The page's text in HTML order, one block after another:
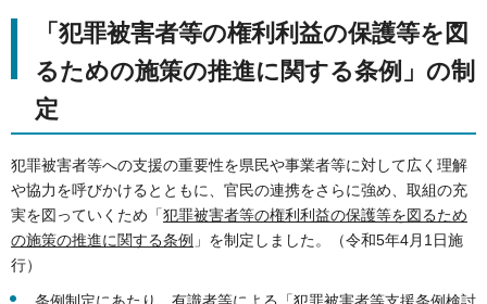
「犯罪被害者等の権利利益の保護等を図
るための施策の推進に関する条例」の制
定
犯罪被害者等への支援の重要性を県民や事業者等に対して広く理解
や協力を呼びかけるとともに、官民の連携をさらに強め、取組の充
実を図っていくため「犯罪被害者等の権利利益の保護等を図るため
の施策の推進に関する条例 」を制定しました。（令和5年4月1日施
行）
条例制定にあたり、有識者等による
「犯罪被害者等支援条例検討